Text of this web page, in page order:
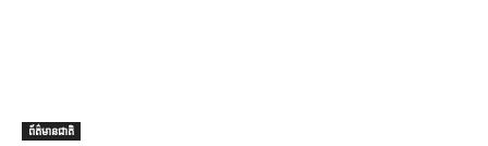
ព័ត៌មានជាតិ